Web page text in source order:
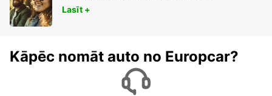
Lasīt +
Kāpēc nomāt auto no Europcar?